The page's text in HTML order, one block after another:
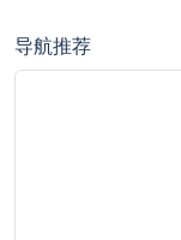
导航推荐